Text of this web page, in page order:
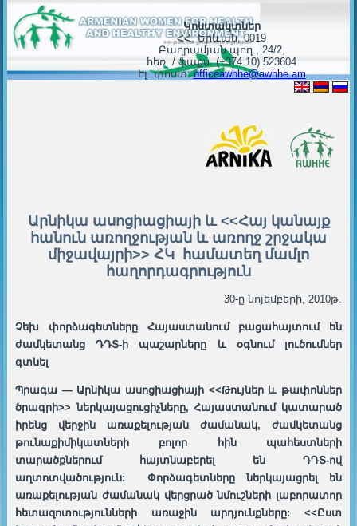
Կոնտակտներ
ՀՀ, Երևան, 0019
Բաղրամյան պող., 24/2,
հեռ. / ֆաքս. (+374 10) 523604
Էլ. փոստ:officeawhhe@awhhe.am
Արնիկա ասոցիացիայի և <<Հայ կանայք
հանուն առողջության և առողջ շրջակա
միջավայրի>> ՀԿ համատեղ մամլո
հաղորդագրություն
30-ը նոյեմբերի, 2010թ.
Չեխ փորձագետները Հայաստանում բացահայտում են
ժամկետանց ԴԴՏ-ի պաշարները և օգնում լուծումներ
գտնել
Պրագա — Արնիկա ասոցիացիայի <<Թույներ և թափոններ
ծրագրի>> ներկայացուցիչները, Հայաստանում կատարած
իրենց վերջին առաքելության ժամանակ, ժամկետանց
թունաքիմիկատների բոլոր հին պահեստների
տարածքներում հայտնաբերել են ԴԴՏ-ով
աղտոտվածություն: Փորձագետները ներկայացրել են
առաքելության ժամանակվերցրած նմուշների լաբորատոր
հետազոտությունների առաջին արդյունքները: <<Ըստ